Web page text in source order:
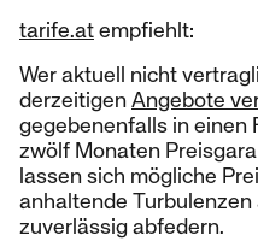
tarife.atempfiehlt:
Wer aktuell nicht
derzeitigenAngebote
gegebenenfalls in einen
zwölf Monaten
lassen sich mögliche
anhaltende
zuverlässig abfedern.